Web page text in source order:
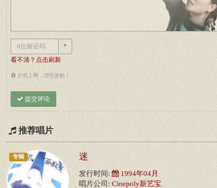
*
看不清？点击刷新
文明上网，理性发帖！
提交评论
推荐唱片
专辑 迷
发行时间: 1994年04月
唱片公司: Cinepoly新艺宝